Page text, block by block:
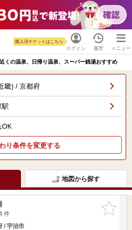
ログイン
購入済チケットはこちら
履歴 メニュー
くの温泉、日帰り温泉、スーパー銭湯おすすめ
畿) / 京都府
駅
OK
り条件を変更する
地図から探す
お気に入
りに追加
件
/ 宇治市